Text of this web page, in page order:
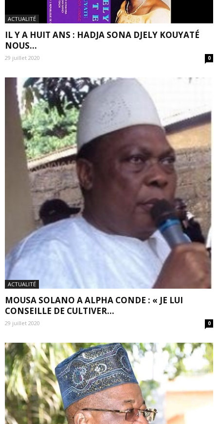
ACTUALITÉ
IL Y A HUIT ANS : HADJA SONA DJELY KOUYATÉ
NOUS...
29 juillet 2020 0
ACTUALITÉ
MOUSA SOLANO A ALPHA CONDE : « JE LUI
CONSEILLE DE CULTIVER...
29 juillet 2020 0